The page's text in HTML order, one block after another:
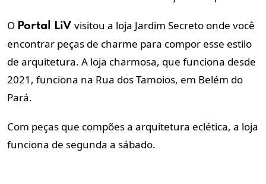
O Portal LiV visitou a loja Jardim Secreto onde você
encontrar peças de charme para compor esse estilo
de arquitetura. A loja charmosa, que funciona desde
2021, funciona na Rua dos Tamoios, em Belém do
Pará.
Com peças que compões a arquitetura eclética, a loja
funciona de segunda a sábado.